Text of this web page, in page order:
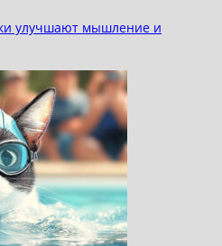
улучшают мышление и